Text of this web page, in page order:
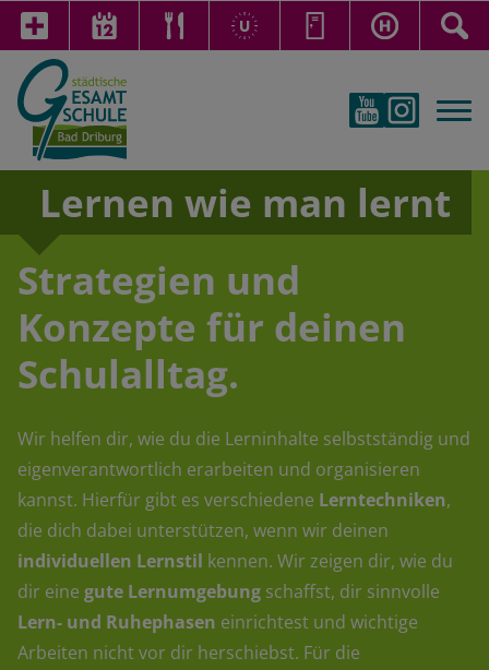
Lernen wie man lernt
Strategien und
Konzepte für deinen
Schulalltag.
Wir helfen dir, wie du die Lerninhalte selbstständig und
eigenverantwortlich erarbeiten und organisieren
kannst. Hierfür gibt es verschiedene Lerntechniken,
die dich dabei unterstützen, wenn wir deinen
individuellen Lernstil kennen. Wir zeigen dir, wie du
dir eine gute Lernumgebung schaffst, dir sinnvolle
Lern- und Ruhephasen einrichtest und wichtige
Arbeiten nicht vor dir herschiebst. Für die